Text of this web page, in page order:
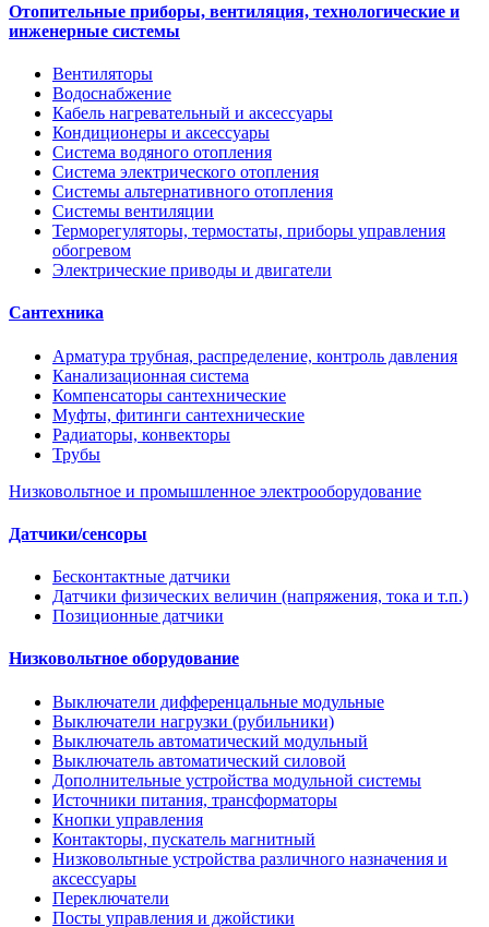
Отопительные приборы, вентиляция, технологические и
инженерные системы
Вентиляторы
Водоснабжение
Кабель нагревательный и аксессуары
Кондиционеры и аксессуары
Система водяного отопления
Система электрического отопления
Системы альтернативного отопления
Системы вентиляции
Терморегуляторы, термостаты, приборы управления
обогревом
Электрические приводы и двигатели
Сантехника
Арматура трубная, распределение, контроль давления
Канализационная система
Компенсаторы сантехнические
Муфты, фитинги сантехнические
Радиаторы, конвекторы
Трубы
Низковольтное и промышленное электрооборудование
Датчики/сенсоры
Бесконтактные датчики
Датчики физических величин (напряжения, тока и т.п.)
Позиционные датчики
Низковольтное оборудование
Выключатели дифференцальные модульные
Выключатели нагрузки (рубильники)
Выключатель автоматический модульный
Выключатель автоматический силовой
Дополнительные устройства модульной системы
Источники питания, трансформаторы
Кнопки управления
Контакторы, пускатель магнитный
Низковольтные устройства различного назначения и
аксессуары
Переключатели
Посты управления и джойстики